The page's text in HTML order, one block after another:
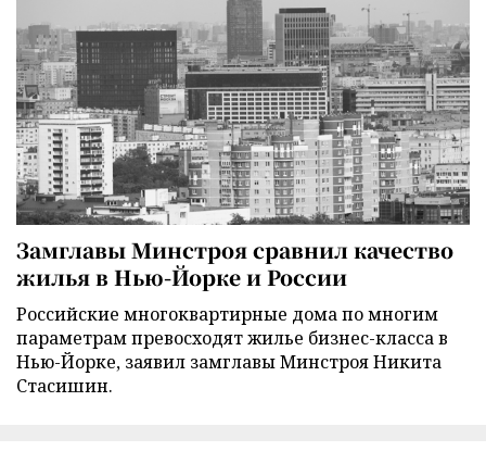
Замглавы Минстроя сравнил качество
жилья в Нью-Йорке и России
Российские многоквартирные дома по многим
параметрам превосходят жилье бизнес-класса в
Нью-Йорке, заявил замглавы Минстроя Никита
Стасишин.